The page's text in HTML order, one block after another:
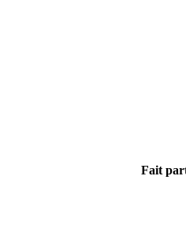
Fait